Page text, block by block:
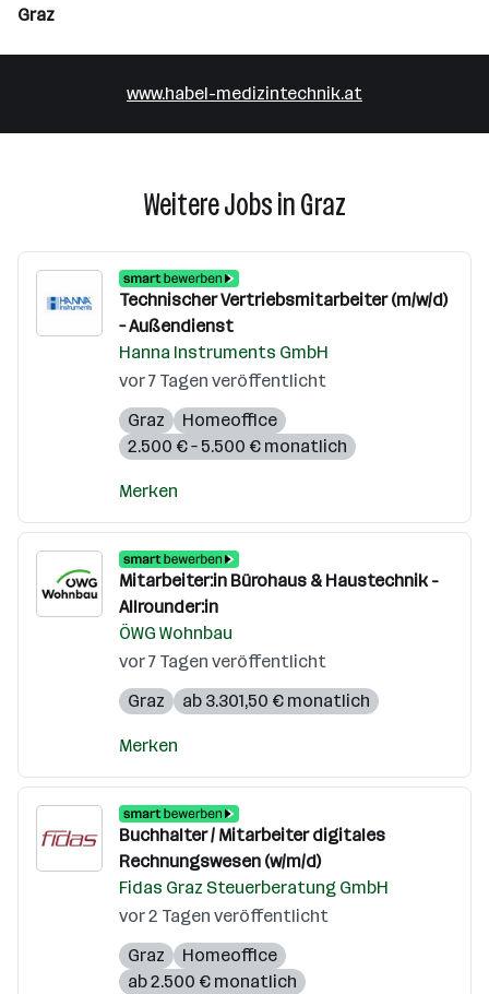
Graz
www.habel-medizintechnik.at
Weitere Jobs in Graz
Technischer Vertriebsmitarbeiter (m/w/d)
– Außendienst
Hanna Instruments GmbH
vor 7 Tagen veröffentlicht
Graz
Homeoffice
2.500 € – 5.500 € monatlich
Merken
Mitarbeiter:in Bürohaus & Haustechnik -
Allrounder:in
ÖWG Wohnbau
vor 7 Tagen veröffentlicht
Graz
ab 3.301,50 € monatlich
Merken
Buchhalter / Mitarbeiter digitales
Rechnungswesen (w/m/d)
Fidas Graz Steuerberatung GmbH
vor 2 Tagen veröffentlicht
Graz
Homeoffice
ab 2.500 € monatlich